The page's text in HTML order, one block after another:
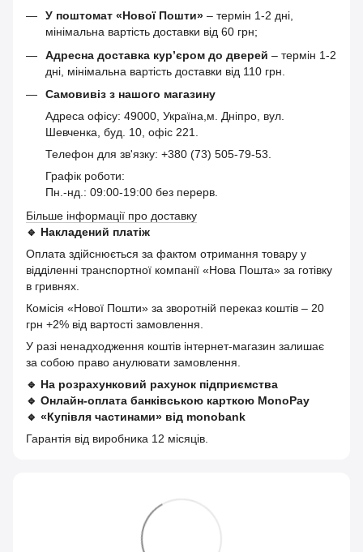
У поштомат «Нової Пошти» – термін 1-2 дні,
мінімальна вартість доставки від 60 грн;
Адресна доставка кур’єром до дверей – термін 1-2
дні, мінімальна вартість доставки від 110 грн.
Самовивіз з нашого магазину
Адреса офісу: 49000, Україна,м. Дніпро, вул.
Шевченка, буд. 10, офіс 221.
Телефон для зв'язку: +380 (73) 505-79-53.
Графік роботи:
Пн.-нд.: 09:00-19:00 без перерв.
Більше інформації про доставку
🔹 Накладений платіж
Оплата здійснюється за фактом отримання товару у
відділенні транспортної компанії «Нова Пошта» за готівку
в гривнях.
Комісія «Нової Пошти» за зворотній переказ коштів – 20
грн +2% від вартості замовлення.
У разі ненадходження коштів інтернет-магазин залишає
за собою право анулювати замовлення.
🔹 На розрахунковий рахунок підприємства
🔹 Онлайн-оплата банківською карткою MonoPay
🔹 «Купівля частинами» від monobank
Гарантія від виробника 12 місяців.